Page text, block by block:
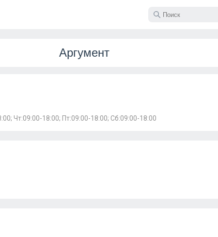
Аргумент
Чт:09:00-18:00; Пт:09:00-18:00; Сб:09:00-18:00